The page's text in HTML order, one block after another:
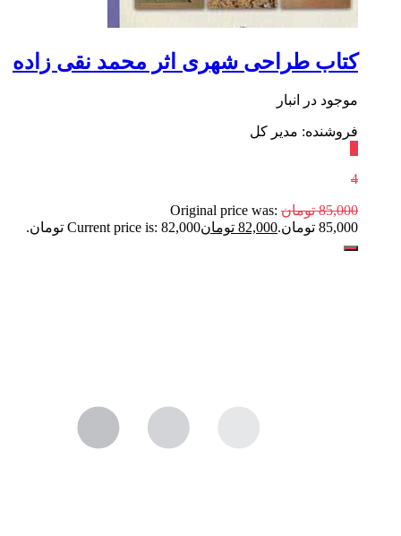
کتاب طراحی شهری اثر محمد نقی زاده
موجود در انبار
فروشنده: مدیر کل
4
85,000 تومان Original price was:
85,000 تومان.
82,000 تومانCurrent price is: 82,000 تومان.